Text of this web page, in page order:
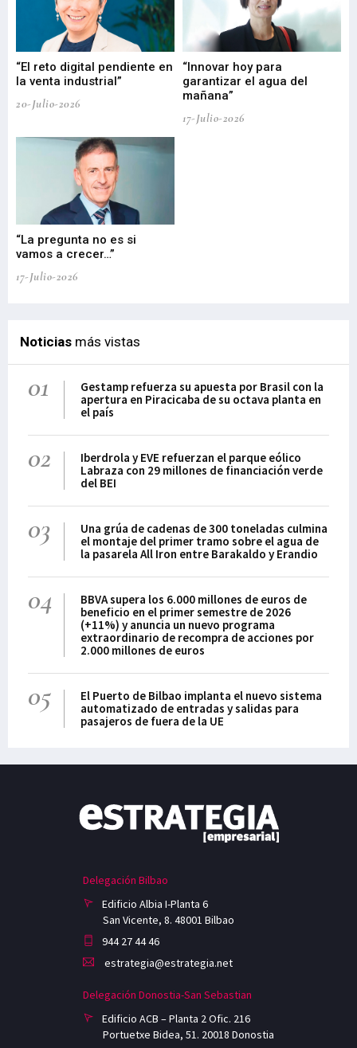
“El reto digital pendiente en
la venta industrial”
20-Julio-2026
“Innovar hoy para
garantizar el agua del
mañana”
17-Julio-2026
“La pregunta no es si
vamos a crecer…”
17-Julio-2026
Noticias más vistas
01
Gestamp refuerza su apuesta por Brasil con la
apertura en Piracicaba de su octava planta en
el país
02
Iberdrola y EVE refuerzan el parque eólico
Labraza con 29 millones de financiación verde
del BEI
03
Una grúa de cadenas de 300 toneladas culmina
el montaje del primer tramo sobre el agua de
la pasarela All Iron entre Barakaldo y Erandio
04
BBVA supera los 6.000 millones de euros de
beneficio en el primer semestre de 2026
(+11%) y anuncia un nuevo programa
extraordinario de recompra de acciones por
2.000 millones de euros
05
El Puerto de Bilbao implanta el nuevo sistema
automatizado de entradas y salidas para
pasajeros de fuera de la UE
Delegación Bilbao
Edificio Albia I-Planta 6
San Vicente, 8. 48001 Bilbao
944 27 44 46
estrategia@estrategia.net
Delegación Donostia-San Sebastian
Edificio ACB – Planta 2 Ofic. 216
Portuetxe Bidea, 51. 20018 Donostia